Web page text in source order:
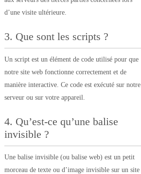
d’une visite ultérieure.
3. Que sont les scripts ?
Un script est un élément de code utilisé pour que
notre site web fonctionne correctement et de
manière interactive. Ce code est exécuté sur notre
serveur ou sur votre appareil.
4. Qu’est-ce qu’une balise
invisible ?
Une balise invisible (ou balise web) est un petit
morceau de texte ou d’image invisible sur un site